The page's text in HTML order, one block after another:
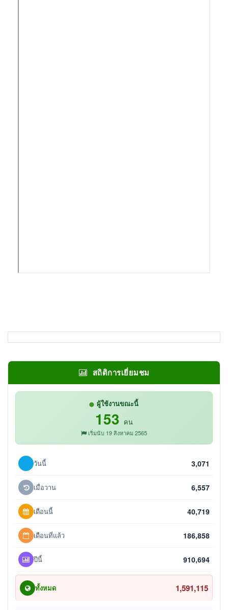
สถิติการเยี่ยมชม
ผู้ใช้งานขณะนี้
153 คน
เริ่มนับ 19 สิงหาคม 2565
วันนี้ 3,071
เมื่อวาน 6,557
เดือนนี้ 40,719
เดือนที่แล้ว 186,858
ปีนี้ 910,694
ทั้งหมด 1,591,115